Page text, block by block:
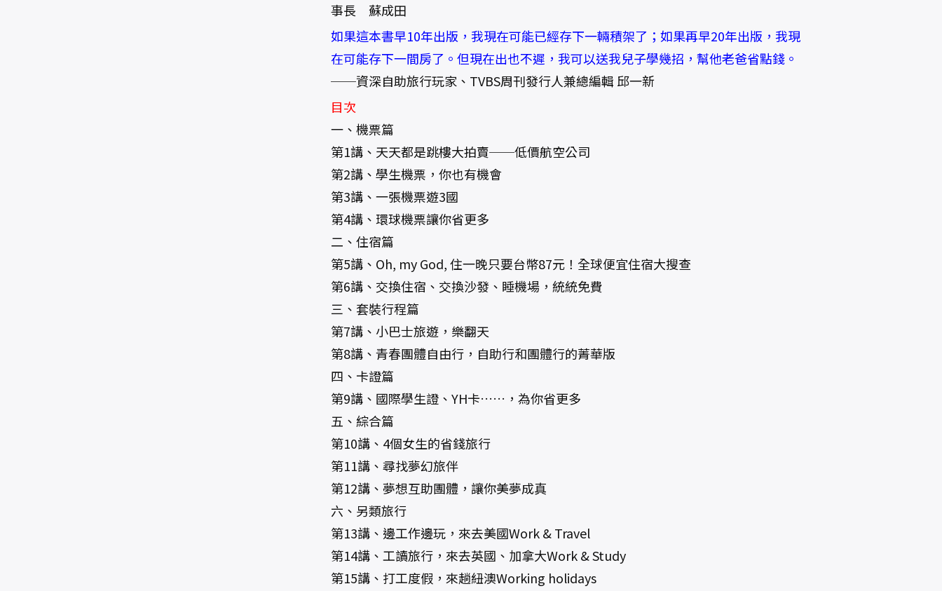
事長 蘇成田
如果這本書早10年出版，我現在可能已經存下一輛積架了；如果再早20年出版，我現
在可能存下一間房了。但現在出也不遲，我可以送我兒子學幾招，幫他老爸省點錢。
──資深自助旅行玩家、TVBS周刊發行人兼總編輯 邱一新
目次
一、機票篇
第1講、天天都是跳樓大拍賣──低價航空公司
第2講、學生機票，你也有機會
第3講、一張機票遊3國
第4講、環球機票讓你省更多
二、住宿篇
第5講、Oh, my God, 住一晚只要台幣87元！全球便宜住宿大搜查
第6講、交換住宿、交換沙發、睡機場，統統免費
三、套裝行程篇
第7講、小巴士旅遊，樂翻天
第8講、青春團體自由行，自助行和團體行的菁華版
四、卡證篇
第9講、國際學生證、YH卡……，為你省更多
五、綜合篇
第10講、4個女生的省錢旅行
第11講、尋找夢幻旅伴
第12講、夢想互助團體，讓你美夢成真
六、另類旅行
第13講、邊工作邊玩，來去美國Work & Travel
第14講、工讀旅行，來去英國、加拿大Work & Study
第15講、打工度假，來趟紐澳Working holidays